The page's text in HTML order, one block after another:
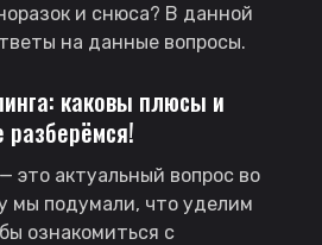
и снюса? В данной
на данные вопросы.
каковы плюсы и
это актуальный вопрос во
мы подумали, что уделим
ознакомиться с